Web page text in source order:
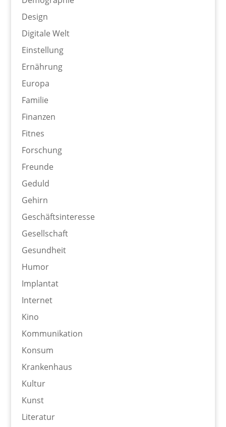
Design
Digitale Welt
Einstellung
Ernährung
Europa
Familie
Finanzen
Fitnes
Forschung
Freunde
Geduld
Gehirn
Geschäftsinteresse
Gesellschaft
Gesundheit
Humor
Implantat
Internet
Kino
Kommunikation
Konsum
Krankenhaus
Kultur
Kunst
Literatur